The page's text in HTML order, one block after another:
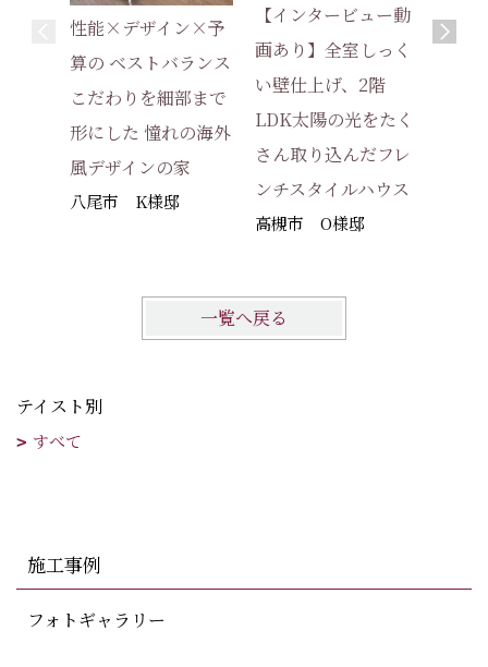
性能×デザイン×予
算の ベストバランス
こだわりを細部まで
形にした 憧れの海外
風デザインの家
八尾市 K様邸
【インタービュー動
画あり】全室しっく
い壁仕上げ、2階
LDK太陽の光をたく
さん取り込んだフレ
ンチスタイルハウス
高槻市 O様邸
【イ
一覧へ戻る
テイスト別
すべて
施工事例
フォトギャラリー